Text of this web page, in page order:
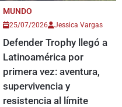
MUNDO
25/07/2026 Jessica Vargas
Defender Trophy llegó a
Latinoamérica por
primera vez: aventura,
supervivencia y
resistencia al límite